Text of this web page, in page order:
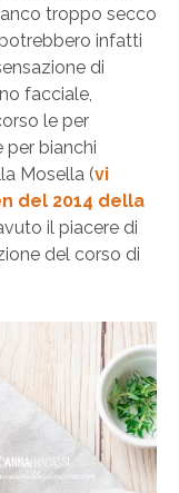
troppo secco
infatti
di
facciale,
le per
per bianchi
Mosella (vi
del 2014 della
il piacere di
del corso di